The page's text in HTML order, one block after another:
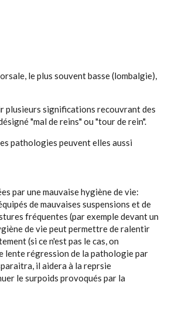
le plus souvent basse (lombalgie),
plusieurs significations recouvrant des
"mal de reins" ou "tour de rein".
pathologies peuvent elles aussi
par une mauvaise hygiène de vie:
de mauvaises suspensions et de
fréquentes (par exemple devant un
de vie peut permettre de ralentir
(si ce n'est pas le cas, on
lente régression de la pathologie par
il aidera à la reprsie
le surpoids provoqués par la